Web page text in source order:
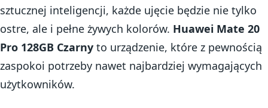
sztucznej inteligencji, każde ujęcie będzie nie tylko
ostre, ale i pełne żywych kolorów. Huawei Mate 20
Pro 128GB Czarny to urządzenie, które z pewnością
zaspokoi potrzeby nawet najbardziej wymagających
użytkowników.